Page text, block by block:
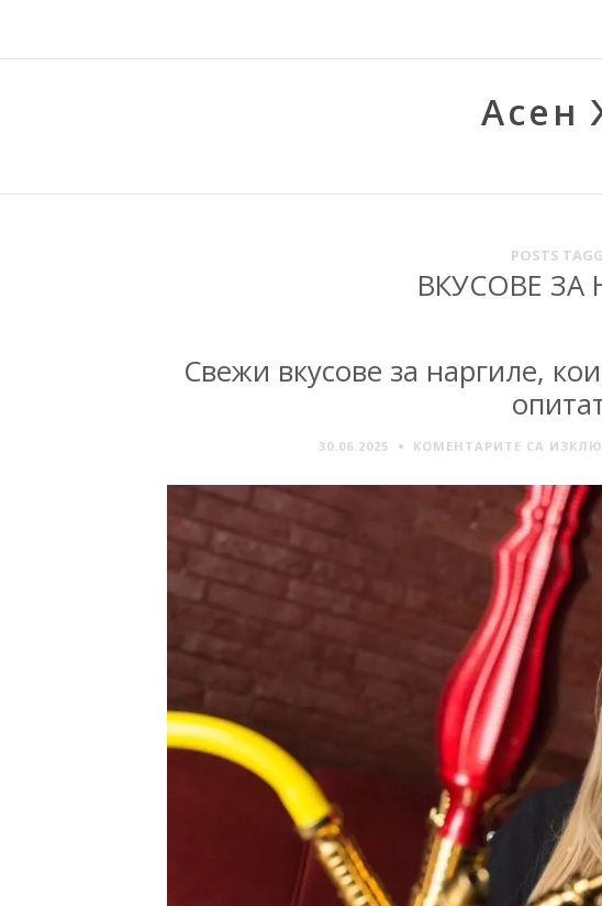
Асен
POSTS
ВКУСОВЕ ЗА
Свежи вкусове за наргиле,
30.06.2025 КОМЕНТАРИТЕ СА